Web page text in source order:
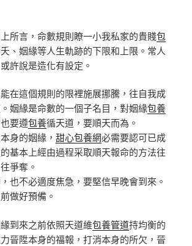
言，命數規則瞭一小我私家的貴賤包
、姻緣等人生軌跡的下限和上限。常人
許說是造化有設定。
這個規則的限裡施展挪騰，往自我成
姻緣是命數的一個子名目，對姻緣包養
要遵包養循天道，要順天而為。
的姻緣， 甜心包養網必需要認可已成
基本上經由過程采取順天報命的方法往
爭奪。
不必適度焦急，要堅信早晚會到來。
做好預備。
來之前依照天道維包養管道持均衡的
晉陞本身的福報，打消本身的所欠，晉